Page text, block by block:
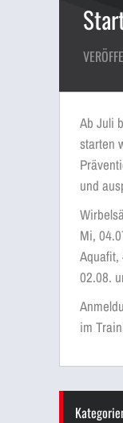
Ab Juli
starten
und
Mi,
Aquafit,
02.08.
im